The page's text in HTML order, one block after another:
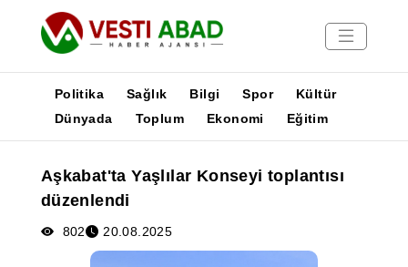
Yayınlar
Medya
Poster
Politika Sağlık Bilgi Spor
Kültür
Dünyada
Toplum Ekonomi Eğitim
Aşkabat'ta Yaşlılar Konseyi toplantısı
düzenlendi
802 20.08.2025